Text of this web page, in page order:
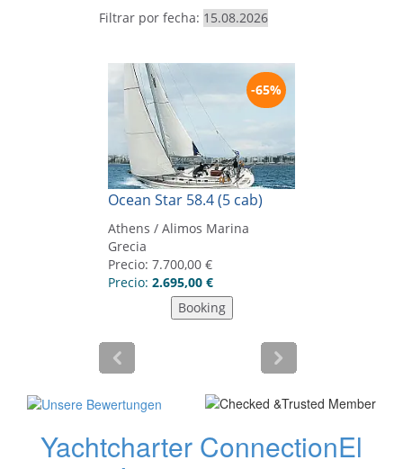
Yachtcharter ConnectionEl